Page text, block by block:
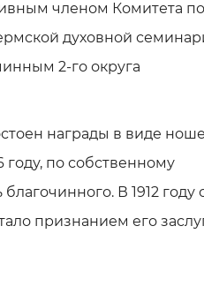
членом Комитета
духовной
2-го округа
награды в виде
году, по собственному
В 1912 году
признанием его